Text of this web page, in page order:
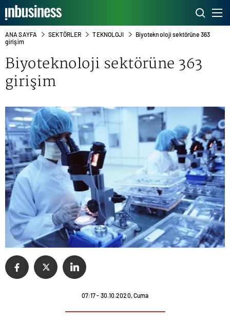
ANA SAYFA SEKTÖRLER TEKNOLOJI
Biyoteknoloji sektörüne 363
girişim
Biyoteknoloji sektörüne 363
girişim
07:17 - 30.10.2020, Cuma